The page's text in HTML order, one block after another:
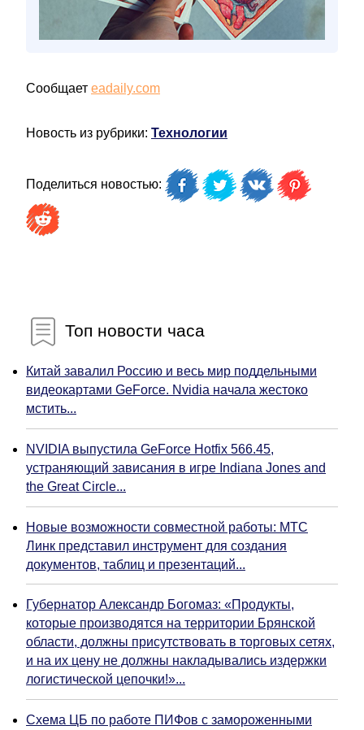
Сообщает eadaily.com
Новость из рубрики: Технологии
Поделиться новостью:
Топ новости часа
Китай завалил Россию и весь мир поддельными
видеокартами GeForce. Nvidia начала жестоко
мстить...
NVIDIA выпустила GeForce Hotfix 566.45,
устраняющий зависания в игре Indiana Jones and
the Great Circle...
Новые возможности совместной работы: МТС
Линк представил инструмент для создания
документов, таблиц и презентаций...
Губернатор Александр Богомаз: «Продукты,
которые производятся на территории Брянской
области, должны присутствовать в торговых сетях,
и на их цену не должны накладывались издержки
логистической цепочки!»...
Схема ЦБ по работе ПИФов с замороженными